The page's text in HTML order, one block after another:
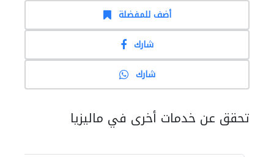
أضف للمفضلة
شارك
شارك
تحقق عن خدمات أخرى في ماليزيا